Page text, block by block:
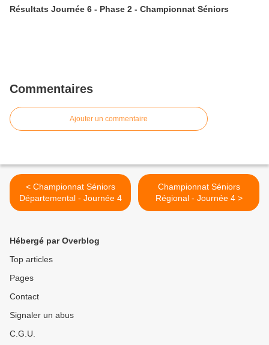
Résultats Journée 6 - Phase 2 - Championnat Séniors
Commentaires
Ajouter un commentaire
< Championnat Séniors
Départemental - Journée 4
Championnat Séniors
Régional - Journée 4 >
Hébergé par Overblog
Top articles
Pages
Contact
Signaler un abus
C.G.U.